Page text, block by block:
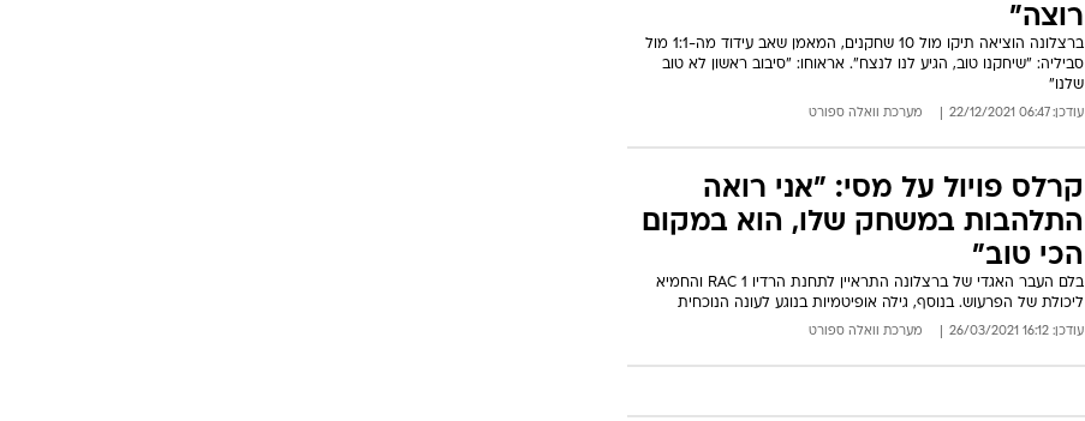
רוצה"
ברצלונה הוציאה תיקו מול 10 שחקנים, המאמן שאב עידוד מה-1:1 מול
סביליה: "שיחקנו טוב, הגיע לנו לנצח". אראוחו: "סיבוב ראשון לא טוב
שלנו"
עודכן: 06:47 22/12/2021 מערכת וואלה ספורט
קרלס פויול על מסי: "אני רואה
התלהבות במשחק שלו, הוא במקום
הכי טוב"
בלם העבר האגדי של ברצלונה התראיין לתחנת הרדיו RAC 1 והחמיא
ליכולת של הפרעוש. בנוסף, גילה אופיטמיות בנוגע לעונה הנוכחית
עודכן: 16:12 26/03/2021 מערכת וואלה ספורט